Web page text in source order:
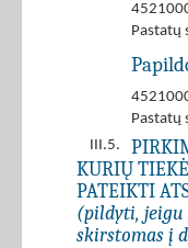
Pastatų
Pastatų
III.5.
KURIŲ
PATEIKTI
(pildyti, jeigu
skirstomas į